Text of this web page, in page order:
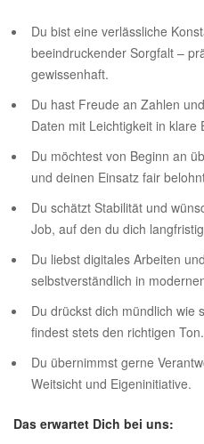
Du bist eine verlässliche
beeindruckender Sorgfalt –
gewissenhaft.
Du hast Freude an Zahlen
Daten mit Leichtigkeit in klare
Du möchtest von Beginn an
und deinen Einsatz fair
Du schätzt Stabilität und
Job, auf den du dich
Du liebst digitales Arbeiten
selbstverständlich in
Du drückst dich mündlich wie
findest stets den richtigen Ton.
Du übernimmst gerne
Weitsicht und Eigeninitiative.
Das erwartet Dich bei uns: